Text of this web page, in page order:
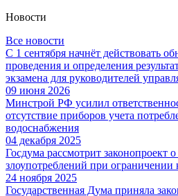
Новости
Все новости
С 1 сентября начнёт действовать
проведения и определения
экзамена для руководителей
09 июня 2026
Минстрой РФ усилил
отсутствие приборов учета
водоснабжения
04 декабря 2025
Госдума рассмотрит законопроект
злоупотреблений при
24 ноября 2025
Государственная Дума приняла